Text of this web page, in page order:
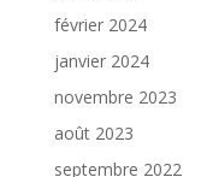
février 2024
janvier 2024
novembre 2023
août 2023
septembre 2022